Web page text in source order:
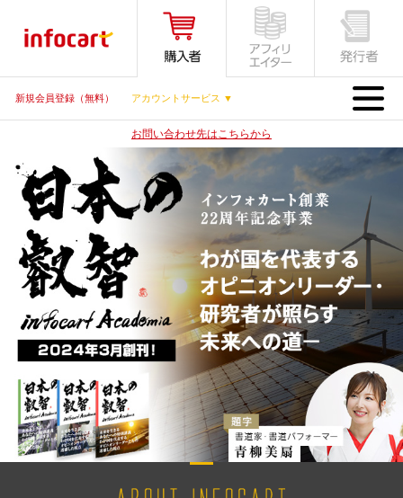
新規会員登録（無料） アカウントサービス ▼ MENU
お問い合わせ先はこちらから